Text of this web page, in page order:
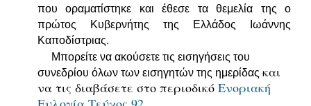
που οραματίστηκε και έθεσε τα θεμελία της ο
πρώτος Κυβερνήτης της Ελλάδος Ιωάννης
Καποδίστριας.
Μπορείτε να ακούσετε τις εισηγήσεις του
συνεδρίου όλων των εισηγητών της ημερίδας και
να τις διαβάσετε στο περιοδικό Ενοριακή